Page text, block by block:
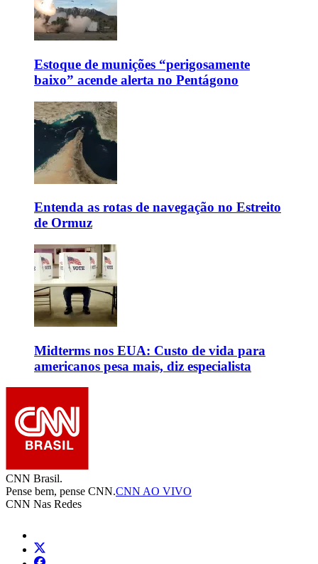
Estoque de munições “perigosamente
baixo” acende alerta no Pentágono
Entenda as rotas de navegação no Estreito
de Ormuz
Midterms nos EUA: Custo de vida para
americanos pesa mais, diz especialista
CNN Brasil.
Pense bem, pense CNN.CNN AO VIVO
CNN Nas Redes